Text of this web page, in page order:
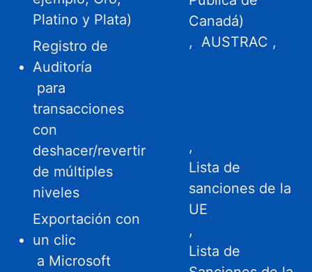
Platino y Plata)
Registro de
Auditoría
para
transacciones
con
deshacer/revertir
de múltiples
niveles
Exportación con
un clic
a Microsoft
Canadá)
, AUSTRAC ,
,
Lista de
sanciones de la
UE
,
Lista de